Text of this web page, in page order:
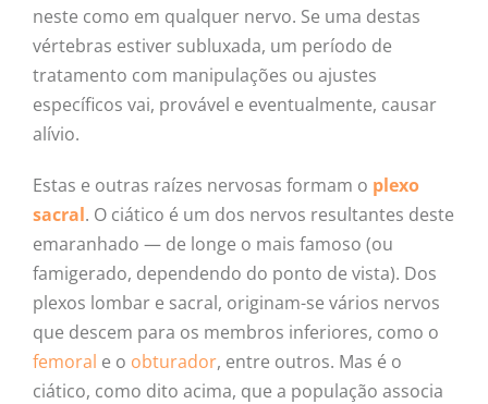
neste como em qualquer nervo. Se uma destas
vértebras estiver subluxada, um período de
tratamento com manipulações ou ajustes
específicos vai, provável e eventualmente, causar
alívio.
Estas e outras raízes nervosas formam o plexo
sacral. O ciático é um dos nervos resultantes deste
emaranhado — de longe o mais famoso (ou
famigerado, dependendo do ponto de vista). Dos
plexos lombar e sacral, originam-se vários nervos
que descem para os membros inferiores, como o
femoral e o obturador, entre outros. Mas é o
ciático, como dito acima, que a população associa